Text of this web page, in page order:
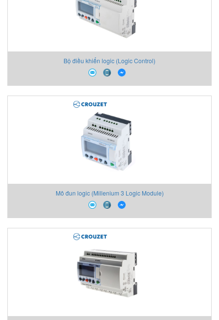
Bộ điều khiển logic (Logic Control)
Mô đun logic (Millenium 3 Logic Module)